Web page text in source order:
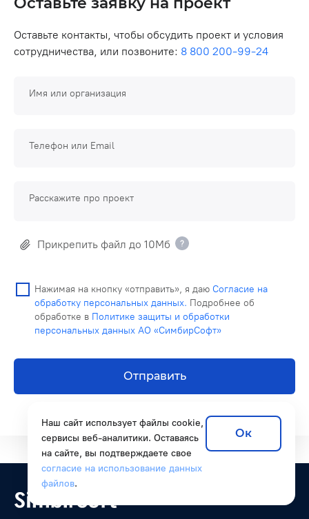
Оставьте контакты, чтобы обсудить проект и условия
сотрудничества, или позвоните: 8 800 200-99-24
Имя или организация
Телефон или Email
Расскажите про проект
Прикрепить файл до 10Мб
Нажимая на кнопку «отправить», я даю Согласие на
обработку персональных данных. Подробнее об
обработке в Политике защиты и обработки
персональных данных АО «СимбирСофт»
Отправить
Наш сайт использует файлы cookie,
сервисы веб-аналитики. Оставаясь
на сайте, вы подтверждаете свое
согласие на использование данных
файлов.
Ок